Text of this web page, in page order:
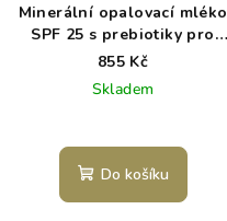
Minerální opalovací mléko
SPF 25 s prebiotiky pro
citlivou pokožku
855 Kč
Skladem
Do košíku